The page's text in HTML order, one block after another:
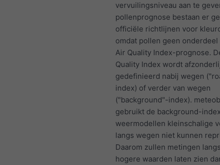
vervuilingsniveau aan te
pollenprognose bestaan er
officiële richtlijnen voor
omdat pollen geen onderdeel
Air Quality Index-prognose.
Quality Index wordt
gedefinieerd nabij wegen
index) of verder van wegen
("background"-index).
gebruikt de background-
weermodellen kleinschalige
langs wegen niet kunnen
Daarom zullen metingen
hogere waarden laten zien